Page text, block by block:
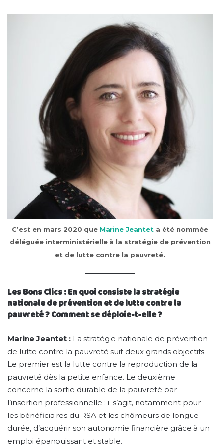
C’est en mars 2020 que Marine Jeantet a été nommée
déléguée interministérielle à la stratégie de prévention
et de lutte contre la pauvreté.
Les Bons Clics : En quoi consiste la stratégie
nationale de prévention et de lutte contre la
pauvreté ? Comment se déploie-t-elle ?
Marine Jeantet : La stratégie nationale de prévention
de lutte contre la pauvreté suit deux grands objectifs.
Le premier est la lutte contre la reproduction de la
pauvreté dès la petite enfance. Le deuxième
concerne la sortie durable de la pauvreté par
l’insertion professionnelle : il s’agit, notamment pour
les bénéficiaires du RSA et les chômeurs de longue
durée, d’acquérir son autonomie financière grâce à un
emploi épanouissant et stable.